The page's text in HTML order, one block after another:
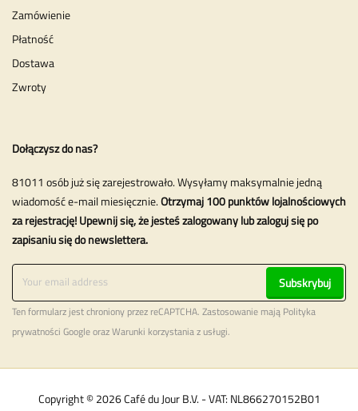
Zamówienie
Płatność
Dostawa
Zwroty
Dołączysz do nas?
81011 osób już się zarejestrowało. Wysyłamy maksymalnie jedną
wiadomość e-mail miesięcznie.Otrzymaj 100 punktów lojalnościowych
za rejestrację! Upewnij się, że jesteś zalogowany lub zaloguj się po
zapisaniu się do newslettera.
Subskrybuj
Ten formularz jest chroniony przez reCAPTCHA. Zastosowanie mają Polityka
prywatności Google orazWarunki korzystania z usługi.
Copyright © 2026 Café du Jour B.V. - VAT: NL866270152B01